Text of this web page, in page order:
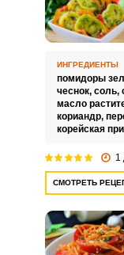
ИНГРЕДИЕНТЫ
помидоры
чеснок, соль,
масло
кориандр,
корейская
1
СМОТРЕТЬ